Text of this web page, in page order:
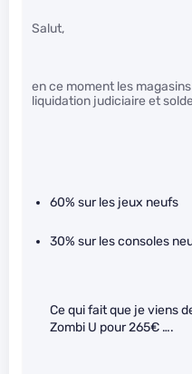
Salut,
en ce moment les
liquidation judiciaire et
60% sur les jeux neufs
30% sur les consoles
Ce qui fait que je viens
Zombi U pour 265€ ….